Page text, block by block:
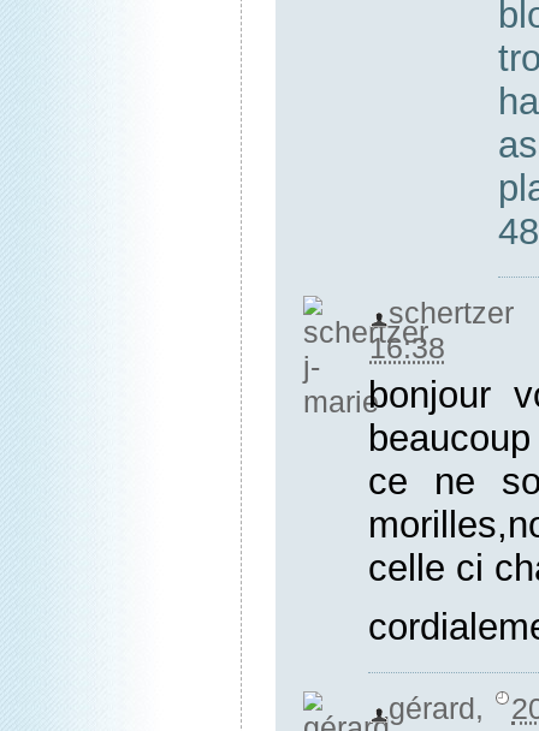
schertzer
16:38
bonjour
ce ne
celle ci
gérard,